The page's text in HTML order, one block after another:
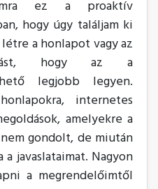
ez a proaktív
hogy úgy találjam ki
a honlapot vagy az
hogy az a
legjobb legyen.
internetes
amelyekre a
gondolt, de miután
javaslataimat. Nagyon
a megrendelőimtől